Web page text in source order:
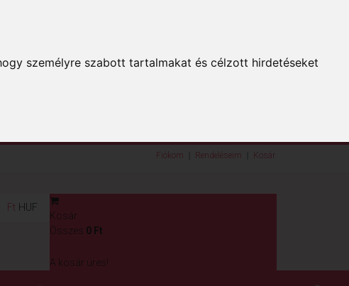
személyre szabott tartalmakat és célzott hirdetéseket
Fiókom Rendeléseim Kosár
Ft HUF
Kosár
Összes: 0 Ft
A kosár üres!